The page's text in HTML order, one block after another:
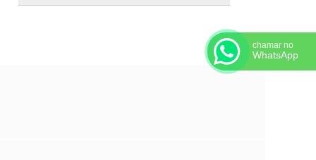
chamar no
WhatsApp